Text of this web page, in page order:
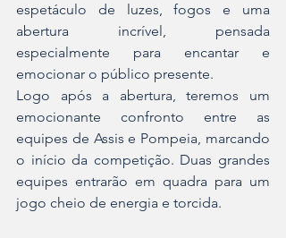
espetáculo de luzes, fogos e uma
abertura incrível, pensada
especialmente para encantar e
emocionar o público presente.
Logo após a abertura, teremos um
emocionante confronto entre as
equipes de Assis e Pompeia, marcando
o início da competição. Duas grandes
equipes entrarão em quadra para um
jogo cheio de energia e torcida.